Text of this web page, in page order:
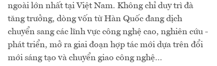
ngoài lớn nhất tại Việt Nam. Không chỉ duy trì đà
tăng trưởng, dòng vốn từ Hàn Quốc đang dịch
chuyển sang các lĩnh vực công nghệ cao, nghiên cứu -
phát triển, mở ra giai đoạn hợp tác mới dựa trên đổi
mới sáng tạo và chuyển giao công nghệ…